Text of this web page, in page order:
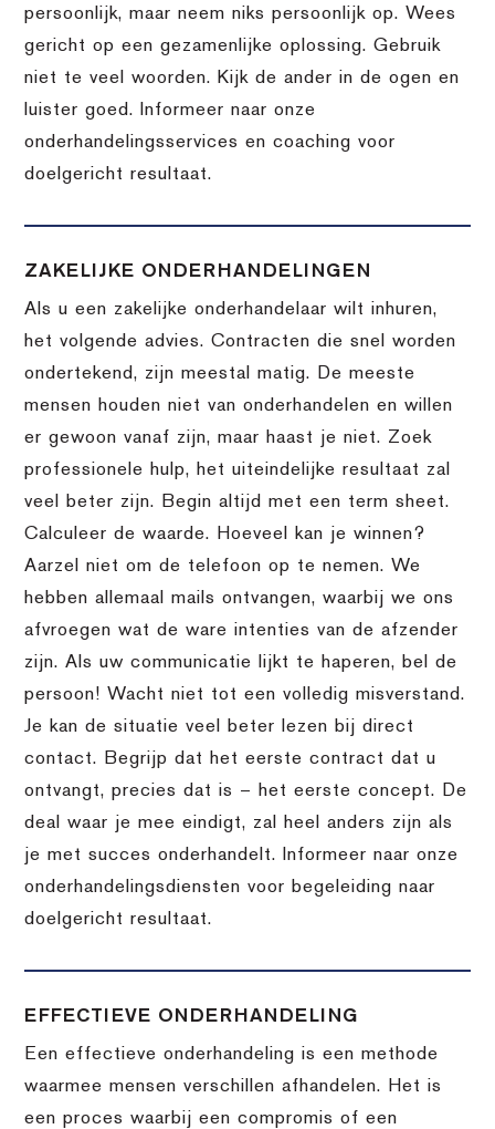
persoonlijk, maar neem niks persoonlijk op. Wees
gericht op een gezamenlijke oplossing. Gebruik
niet te veel woorden. Kijk de ander in de ogen en
luister goed. Informeer naar onze
onderhandelingsservices en coaching voor
doelgericht resultaat.
ZAKELIJKE ONDERHANDELINGEN
Als u een zakelijke onderhandelaar wilt inhuren,
het volgende advies. Contracten die snel worden
ondertekend, zijn meestal matig. De meeste
mensen houden niet van onderhandelen en willen
er gewoon vanaf zijn, maar haast je niet. Zoek
professionele hulp, het uiteindelijke resultaat zal
veel beter zijn. Begin altijd met een term sheet.
Calculeer de waarde. Hoeveel kan je winnen?
Aarzel niet om de telefoon op te nemen. We
hebben allemaal mails ontvangen, waarbij we ons
afvroegen wat de ware intenties van de afzender
zijn. Als uw communicatie lijkt te haperen, bel de
persoon! Wacht niet tot een volledig misverstand.
Je kan de situatie veel beter lezen bij direct
contact. Begrijp dat het eerste contract dat u
ontvangt, precies dat is – het eerste concept. De
deal waar je mee eindigt, zal heel anders zijn als
je met succes onderhandelt. Informeer naar onze
onderhandelingsdiensten voor begeleiding naar
doelgericht resultaat.
EFFECTIEVE ONDERHANDELING
Een effectieve onderhandeling is een methode
waarmee mensen verschillen afhandelen. Het is
een proces waarbij een compromis of een